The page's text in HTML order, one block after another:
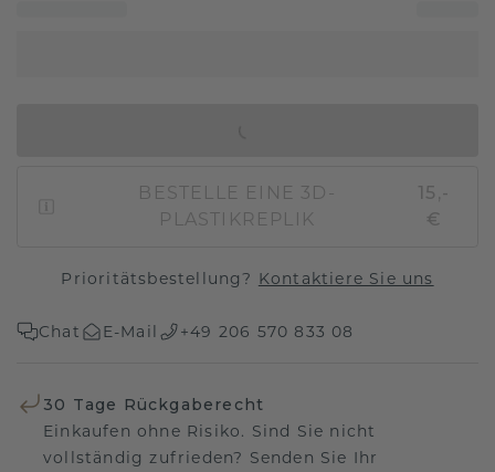
BESTELLE EINE 3D-
PLASTIKREPLIK
15,-
€
Prioritätsbestellung? Kontaktiere Sie uns
Chat E-Mail +49 206 570 833 08
30 Tage Rückgaberecht
Einkaufen ohne Risiko. Sind Sie nicht
vollständig zufrieden? Senden Sie Ihr